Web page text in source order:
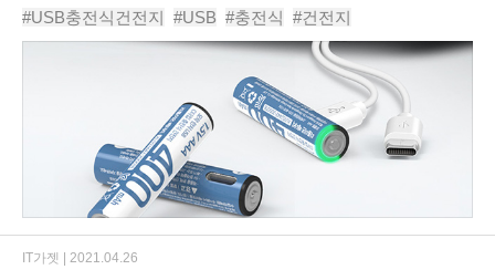
충전 방식을 채택해 USB 충전기나 컴퓨터, 보조배터리 등으로
충전할 수 있다. 또한 본체 상단의 LED..
#USB충전식건전지 #USB #충전식 #건전지
#충전식AAA건전지 #충전용건전지 #AAA건전지 #AAA
IT가젯 | 2021.04.26